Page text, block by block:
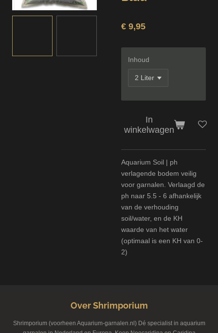
€ 9,95
Inhoud
In
winkelwagen
Aquarium Soil | ph
verlagende bodem veilig
voor garnalen. Verlaagd de
ph naar 5.5 - 6 afhankelijk
van de verhouding
soil/water, en de KH
waarde van het water
(optimaal is een KH van 0-
2)
Over Shrimporium
Shrimporium (voorheen Aquarium-garnalen.nl) Dé specialist in aquarium